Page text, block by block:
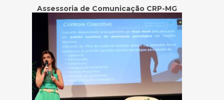
Assessoria de Comunicação CRP-MG